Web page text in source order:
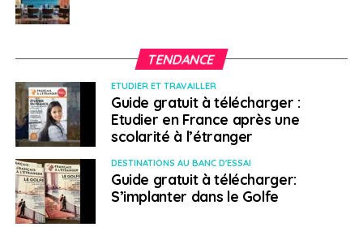
TENDANCE
ETUDIER ET TRAVAILLER
Guide gratuit à télécharger :
Etudier en France après une
scolarité à l’étranger
DESTINATIONS AU BANC D'ESSAI
Guide gratuit à télécharger:
S’implanter dans le Golfe